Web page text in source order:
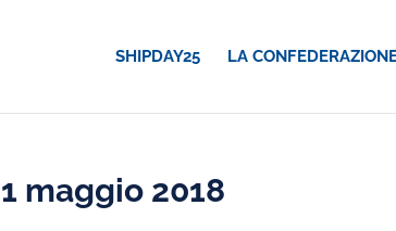
SHIPDAY25 LA
maggio 2018